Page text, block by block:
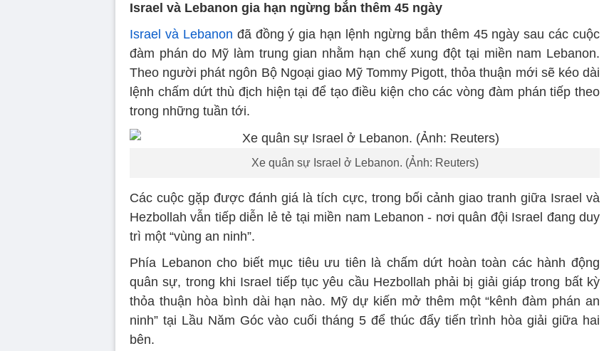
Israel và Lebanon gia hạn ngừng bắn thêm 45 ngày
Israel và Lebanon đã đồng ý gia hạn lệnh ngừng bắn thêm 45 ngày sau các cuộc
đàm phán do Mỹ làm trung gian nhằm hạn chế xung đột tại miền nam Lebanon.
Theo người phát ngôn Bộ Ngoại giao Mỹ Tommy Pigott, thỏa thuận mới sẽ kéo dài
lệnh chấm dứt thù địch hiện tại để tạo điều kiện cho các vòng đàm phán tiếp theo
trong những tuần tới.
Xe quân sự Israel ở Lebanon. (Ảnh: Reuters)
Các cuộc gặp được đánh giá là tích cực, trong bối cảnh giao tranh giữa Israel và
Hezbollah vẫn tiếp diễn lẻ tẻ tại miền nam Lebanon - nơi quân đội Israel đang duy
trì một “vùng an ninh”.
Phía Lebanon cho biết mục tiêu ưu tiên là chấm dứt hoàn toàn các hành động
quân sự, trong khi Israel tiếp tục yêu cầu Hezbollah phải bị giải giáp trong bất kỳ
thỏa thuận hòa bình dài hạn nào. Mỹ dự kiến mở thêm một “kênh đàm phán an
ninh” tại Lầu Năm Góc vào cuối tháng 5 để thúc đẩy tiến trình hòa giải giữa hai
bên.